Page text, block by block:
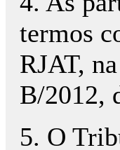
termos
RJAT,
B/2012,
5. O